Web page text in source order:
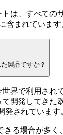
は、すべての
含まれています
製品ですか？
世界で利用され
開発してきた
発されています
きる場合が多く